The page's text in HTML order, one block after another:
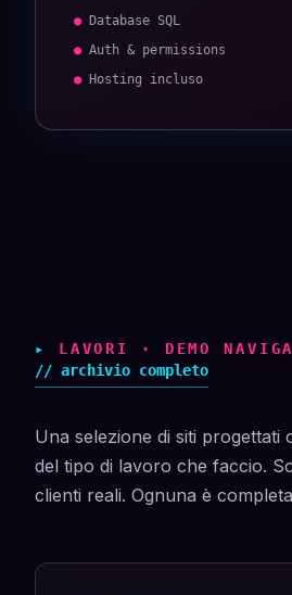
● Database SQL
● Auth & permissions
● Hosting incluso
▸
LAVORI · DEMO
// archivio completo
Una selezione di siti progettati
del tipo di lavoro che faccio.
clienti reali. Ognuna è